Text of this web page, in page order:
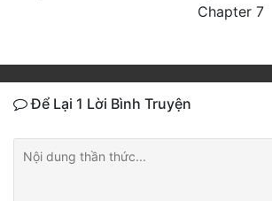
Chapter 7
Để Lại 1 Lời Bình Truyện